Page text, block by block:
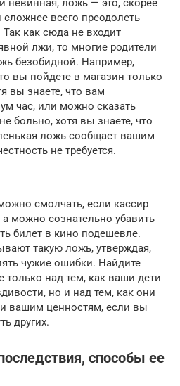
невинная, ложь — это, скорее
всего преодолеть
как сюда не входит
лжи, то многие родители
безобидной. Например,
вы пойдете в магазин только
вы знаете, что вам
час, или можно сказать
больно, хотя вы знаете, что
ложь сообщает вашим
не требуется.
смолчать, если кассир
можно сознательно убавить
билет в кино подешевле.
такую ложь, утверждая,
чужие ошибки. Найдите
над тем, как ваши дети
но и над тем, как они
и вашим ценностям, если вы
других.
способы ее